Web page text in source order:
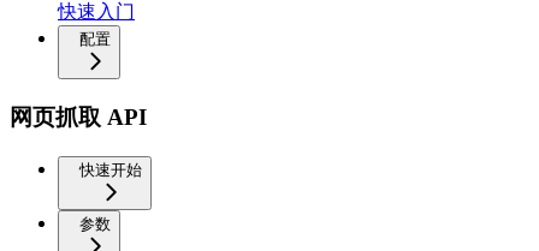
快速入门
配置
网页抓取 API
快速开始
参数